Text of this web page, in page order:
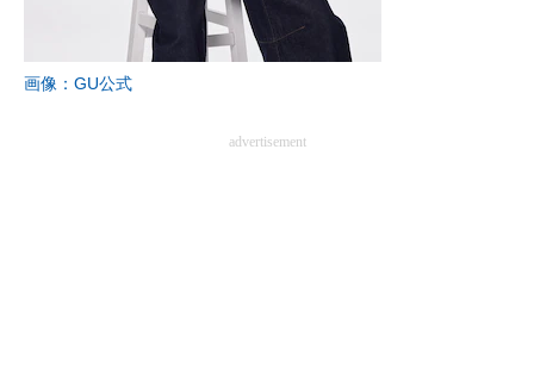
画像：GU公式
advertisement